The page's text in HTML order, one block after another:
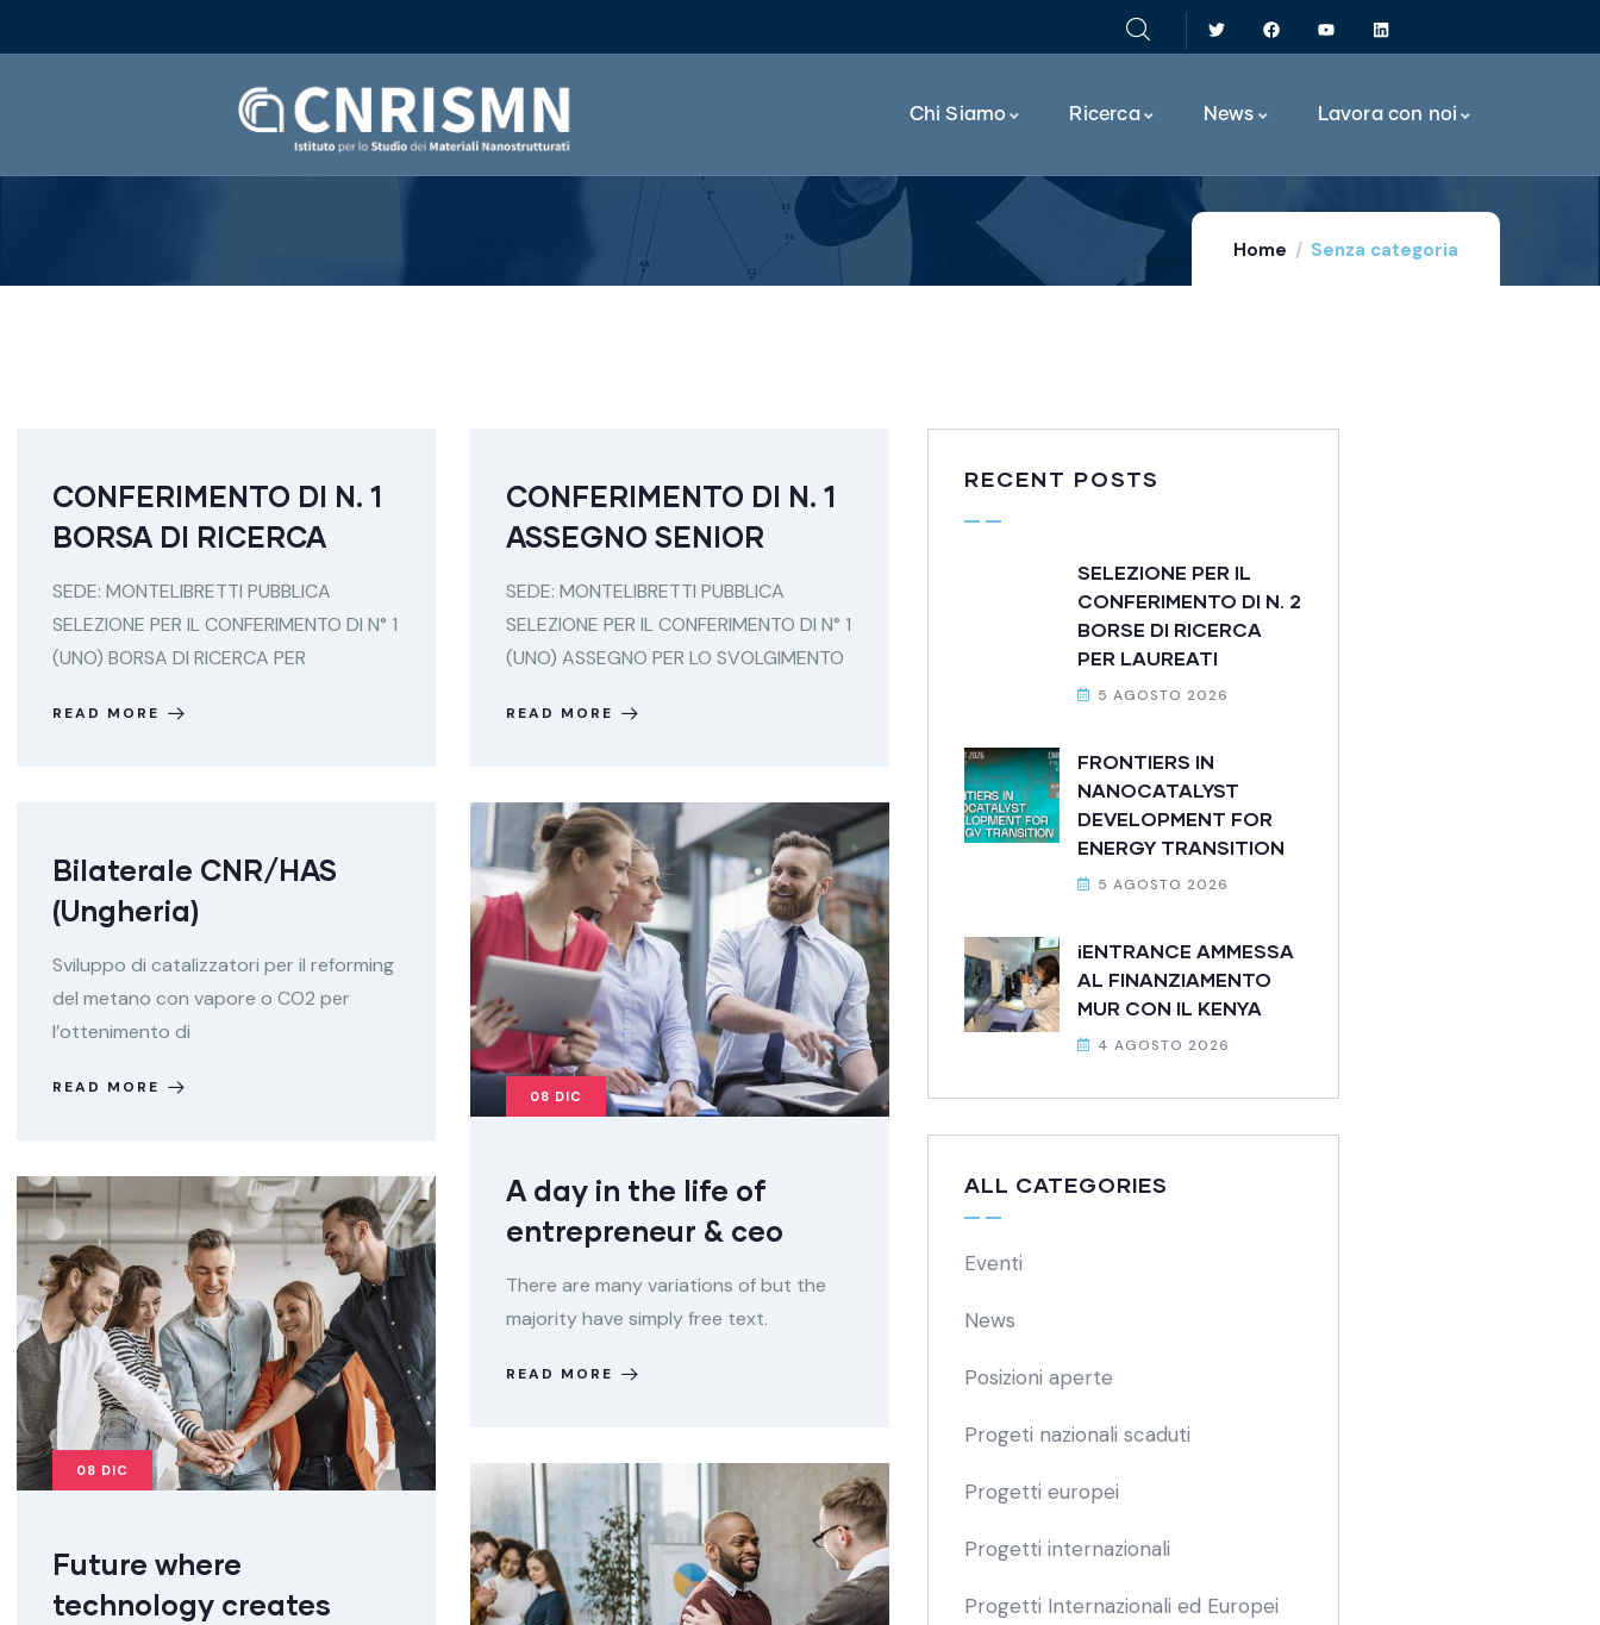
Chi Siamo Ricerca News Lavora con noi
Home Senza categoria
CONFERIMENTO DI N. 1
BORSA DI RICERCA
SEDE: MONTELIBRETTI PUBBLICA
SELEZIONE PER IL CONFERIMENTO DI N° 1
(UNO) BORSA DI RICERCA PER
READ MORE
CONFERIMENTO DI N. 1
ASSEGNO SENIOR
SEDE: MONTELIBRETTI PUBBLICA
SELEZIONE PER IL CONFERIMENTO DI N° 1
(UNO) ASSEGNO PER LO SVOLGIMENTO
READ MORE
Bilaterale CNR/HAS
(Ungheria)
Sviluppo di catalizzatori per il reforming
del metano con vapore o CO2 per
l’ottenimento di
READ MORE 08 DIC
A day in the life of
entrepreneur & ceo
There are many variations of but the
majority have simply free text.
READ MORE
08 DIC
Future where
technology creates
RECENT POSTS
SELEZIONE PER IL
CONFERIMENTO DI N. 2
BORSE DI RICERCA
PER LAUREATI
5 AGOSTO 2026
FRONTIERS IN
NANOCATALYST
DEVELOPMENT FOR
ENERGY TRANSITION
5 AGOSTO 2026
iENTRANCE AMMESSA
AL FINANZIAMENTO
MUR CON IL KENYA
4 AGOSTO 2026
ALL CATEGORIES
Eventi
News
Posizioni aperte
Progeti nazionali scaduti
Progetti europei
Progetti internazionali
Progetti Internazionali ed Europei